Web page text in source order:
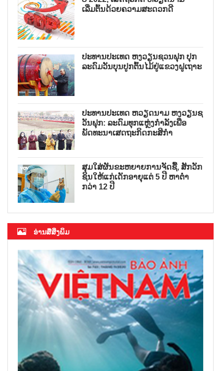
ເລີ່ມຕົ້ນດ້ວຍຄວາມສະດວກດີ
ປະທານປະເທດ ຫງວຽນຊວນຟຸກ ປຸກ
ລະດົມວັນບຸນປູກຕົ້ນໄມ້ຢູ່ແຂວງຝູເຖາະ
ປະທານປະເທດ ຫວຽດນາມ ຫງວຽນຊ
ວັນຟຸກ: ລະດົມທຸກແຫຼ່ງກຳລັງເພື່ອ
ພັດທະນາເສດຖະກິດກະສິກຳ
ສຸມໃສ່ຜັນຂະຫຍາຍການຈັດຊື້, ສັກວັກ
ຊິນໃຫ້ແກ່ເດັກອາຍຸແຕ່ 5 ປີ ຫາຕ່ຳ
ກວ່າ 12 ປີ
ອ່ານສື່ສິ່ງພິມ